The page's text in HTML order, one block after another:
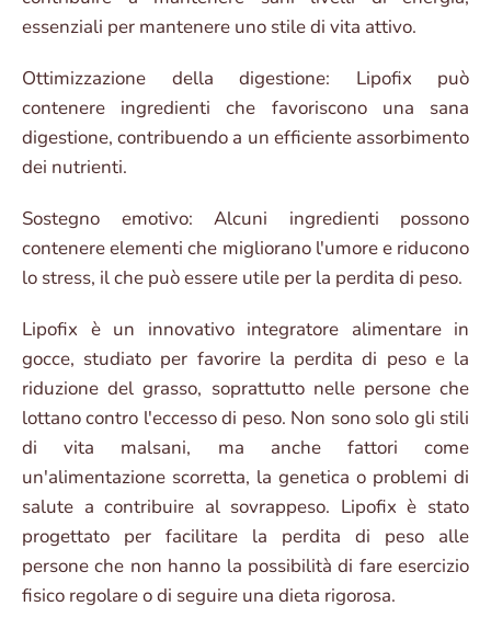
essenziali per mantenere uno stile di vita attivo.
Ottimizzazione della digestione: Lipofix può
contenere ingredienti che favoriscono una sana
digestione, contribuendo a un efficiente assorbimento
dei nutrienti.
Sostegno emotivo: Alcuni ingredienti possono
contenere elementi che migliorano l'umore e riducono
lo stress, il che può essere utile per la perdita di peso.
Lipofix è un innovativo integratore alimentare in
gocce, studiato per favorire la perdita di peso e la
riduzione del grasso, soprattutto nelle persone che
lottano contro l'eccesso di peso. Non sono solo gli stili
di vita malsani, ma anche fattori come
un'alimentazione scorretta, la genetica o problemi di
salute a contribuire al sovrappeso. Lipofix è stato
progettato per facilitare la perdita di peso alle
persone che non hanno la possibilità di fare esercizio
fisico regolare o di seguire una dieta rigorosa.